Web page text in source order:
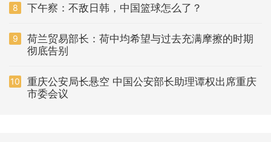
8 下午察：不敌日韩，中国篮球怎么了？
9
荷兰贸易部长：荷中均希望与过去充满摩擦的时期
彻底告别
10
重庆公安局长悬空 中国公安部长助理谭权出席重庆
市委会议